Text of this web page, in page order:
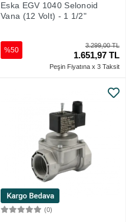
Eska EGV 1040 Selonoid
Vana (12 Volt) - 1 1/2"
3.299,00 TL
1.651,97 TL
%50
Peşin Fiyatına x 3 Taksit
(0)